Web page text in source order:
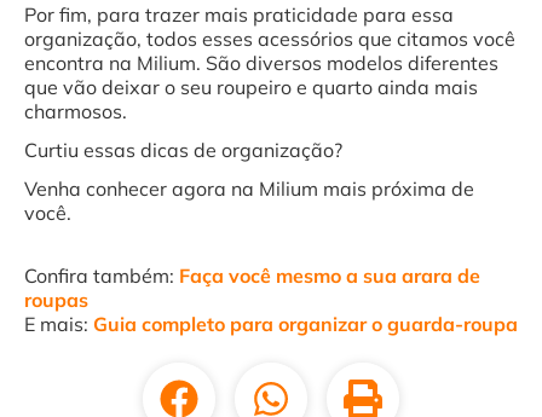
Por fim, para trazer mais praticidade para essa
organização, todos esses acessórios que citamos você
encontra na Milium. São diversos modelos diferentes
que vão deixar o seu roupeiro e quarto ainda mais
charmosos.
Curtiu essas dicas de organização?
Venha conhecer agora na Milium mais próxima de
você.
Confira também: Faça você mesmo a sua arara de
roupas
E mais: Guia completo para organizar o guarda-roupa